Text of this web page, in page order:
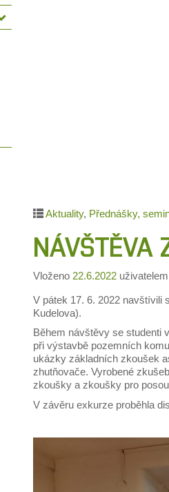
Aktuality, Přednášky,
NÁVŠTĚVA
Vloženo 22.6.2022 uživatelem
V pátek 17. 6. 2022 navštívili
Kudelova).
Během návštěvy se studenti
při výstavbě pozemních
ukázky základních zkoušek
zhutňovače. Vyrobené
zkoušky a zkoušky pro
V závěru exkurze proběhla